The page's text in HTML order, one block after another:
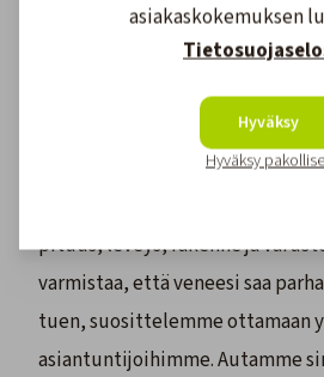
Varmista myös, että tukipisteet
painon tasaisesti, jotta veneesi
vaurioitumattomana.
On tärkeää muistaa, että
ainutlaatuinen, ja oikean
pituus, leveys, rakenne ja
varmistaa, että veneesi saa
tuen, suosittelemme ottamaan
asiantuntijoihimme. Autamme
asiakaskokemuksen
Hyväksy
Hyväksy